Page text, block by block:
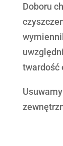
Doboru
twardość